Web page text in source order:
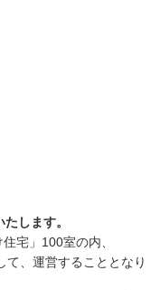
します。
宅」100室の内、
、運営することとなり